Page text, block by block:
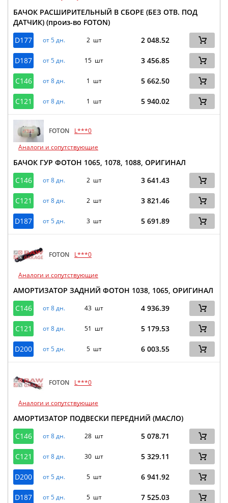
БАЧОК РАСШИРИТЕЛЬНЫЙ В СБОРЕ (БЕЗ ОТВ. ПОД
ДАТЧИК) (произ-во FOTON)
D177
от 5 дн. 2 шт 2 048.52
D187 от 5 дн. 15 шт 3 456.85
C146 от 8 дн. 1 шт 5 662.50
C121 от 8 дн. 1 шт 5 940.02
FOTON
L***0
Аналоги и сопутствующие
БАЧОК ГУР ФОТОН 1065, 1078, 1088, ОРИГИНАЛ
C146
от 8 дн. 2 шт 3 641.43
C121 от 8 дн. 2 шт 3 821.46
D187 от 5 дн. 3 шт 5 691.89
FOTON L***0
Аналоги и сопутствующие
АМОРТИЗАТОР ЗАДНИЙ ФОТОН 1038, 1065, ОРИГИНАЛ
C146
от 8 дн. 43 шт 4 936.39
C121 от 8 дн. 51 шт 5 179.53
D200 от 5 дн. 5 шт 6 003.55
FOTON L***0
Аналоги и сопутствующие
АМОРТИЗАТОР ПОДВЕСКИ ПЕРЕДНИЙ (МАСЛО)
C146
от 8 дн. 28 шт 5 078.71
C121 от 8 дн. 30 шт 5 329.11
D200 от 5 дн. 5 шт 6 941.92
D187 от 5 дн. 5 шт 7 525.03